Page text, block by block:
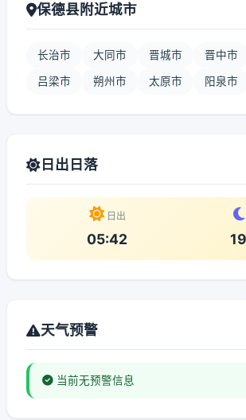
保德县附近城市
长治市 大同市 晋城市 晋中市
吕梁市 朔州市 太原市 阳泉市
日出日落
日出
05:42
天气预警
当前无预警信息